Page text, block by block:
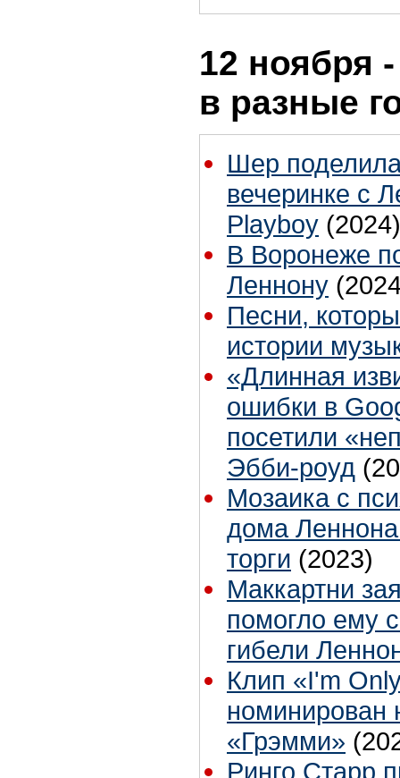
12 ноября
в разные
Шер
вечеринке с
Playboy (2024)
В Воронеже
Леннону
Песни,
истории
«Длинная
ошибки в
посетили
Эбби-роуд
Мозаика с
дома
торги (2023)
Маккартни
помогло ему
гибели
Клип «I'm
номинирован
«Грэмми»
Ринго Старр